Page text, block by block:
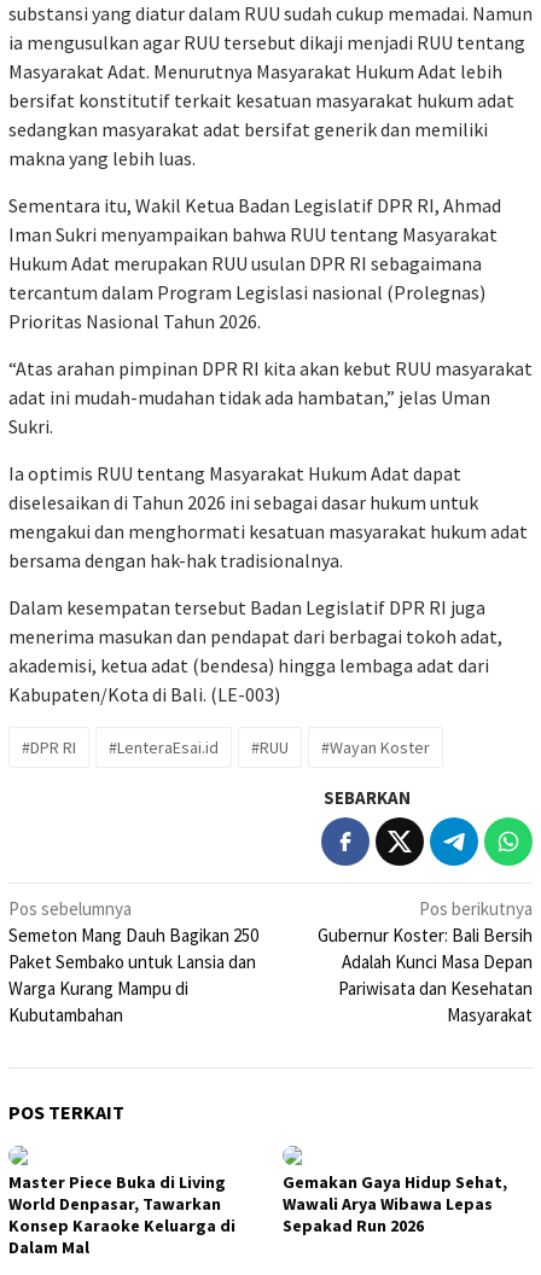
substansi yang diatur dalam RUU sudah cukup memadai. Namun
ia mengusulkan agar RUU tersebut dikaji menjadi RUU tentang
Masyarakat Adat. Menurutnya Masyarakat Hukum Adat lebih
bersifat konstitutif terkait kesatuan masyarakat hukum adat
sedangkan masyarakat adat bersifat generik dan memiliki
makna yang lebih luas.
Sementara itu, Wakil Ketua Badan Legislatif DPR RI, Ahmad
Iman Sukri menyampaikan bahwa RUU tentang Masyarakat
Hukum Adat merupakan RUU usulan DPR RI sebagaimana
tercantum dalam Program Legislasi nasional (Prolegnas)
Prioritas Nasional Tahun 2026.
“Atas arahan pimpinan DPR RI kita akan kebut RUU masyarakat
adat ini mudah-mudahan tidak ada hambatan,” jelas Uman
Sukri.
Ia optimis RUU tentang Masyarakat Hukum Adat dapat
diselesaikan di Tahun 2026 ini sebagai dasar hukum untuk
mengakui dan menghormati kesatuan masyarakat hukum adat
bersama dengan hak-hak tradisionalnya.
Dalam kesempatan tersebut Badan Legislatif DPR RI juga
menerima masukan dan pendapat dari berbagai tokoh adat,
akademisi, ketua adat (bendesa) hingga lembaga adat dari
Kabupaten/Kota di Bali. (LE-003)
#DPR RI #LenteraEsai.id #RUU #Wayan Koster
SEBARKAN
Navigasi
pos
Pos sebelumnya
Semeton Mang Dauh Bagikan 250
Paket Sembako untuk Lansia dan
Warga Kurang Mampu di
Kubutambahan
Pos berikutnya
Gubernur Koster: Bali Bersih
Adalah Kunci Masa Depan
Pariwisata dan Kesehatan
Masyarakat
POS TERKAIT
Master Piece Buka di Living
World Denpasar, Tawarkan
Konsep Karaoke Keluarga di
Dalam Mal
Gemakan Gaya Hidup Sehat,
Wawali Arya Wibawa Lepas
Sepakad Run 2026